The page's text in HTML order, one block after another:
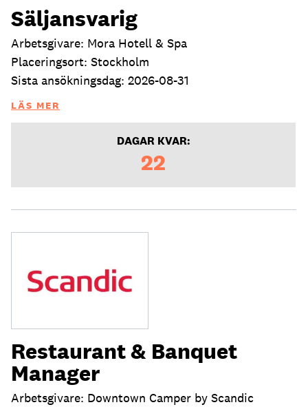
Säljansvarig
Arbetsgivare: Mora Hotell & Spa
Placeringsort: Stockholm
Sista ansökningsdag: 2026-08-31
LÄS MER
DAGAR KVAR:
22
Restaurant & Banquet
Manager
Arbetsgivare: Downtown Camper by Scandic